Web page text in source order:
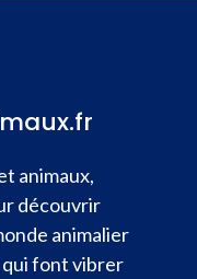
animaux,
découvrir
animalier
font vibrer